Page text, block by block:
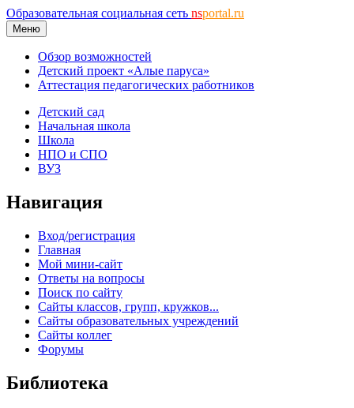
Образовательная социальная сеть nsportal.ru
Меню
Обзор возможностей
Детский проект «Алые паруса»
Аттестация педагогических работников
Детский сад
Начальная школа
Школа
НПО и СПО
ВУЗ
Навигация
Вход/регистрация
Главная
Мой мини-сайт
Ответы на вопросы
Поиск по сайту
Сайты классов, групп, кружков...
Сайты образовательных учреждений
Сайты коллег
Форумы
Библиотека